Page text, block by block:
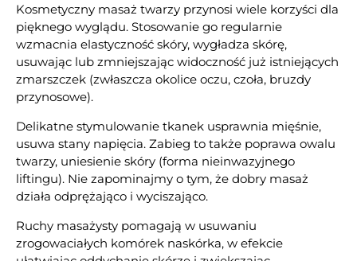
Kosmetyczny masaż twarzy przynosi wiele korzyści dla
pięknego wyglądu. Stosowanie go regularnie
wzmacnia elastyczność skóry, wygładza skórę,
usuwając lub zmniejszając widoczność już istniejących
zmarszczek (zwłaszcza okolice oczu, czoła, bruzdy
przynosowe).
Delikatne stymulowanie tkanek usprawnia mięśnie,
usuwa stany napięcia. Zabieg to także poprawa owalu
twarzy, uniesienie skóry (forma nieinwazyjnego
liftingu). Nie zapominajmy o tym, że dobry masaż
działa odprężająco i wyciszająco.
Ruchy masażysty pomagają w usuwaniu
zrogowaciałych komórek naskórka, w efekcie